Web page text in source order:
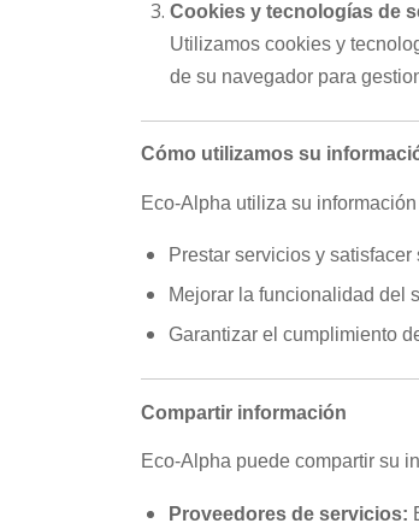
Cookies y tecnologías de
Utilizamos cookies y
de su navegador para
Cómo utilizamos su
Eco-Alpha utiliza su información
Prestar servicios y satisfacer
Mejorar la funcionalidad del
Garantizar el cumplimiento
Compartir información
Eco-Alpha puede compartir su
Proveedores de servicios: